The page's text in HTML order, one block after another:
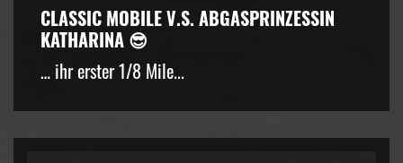
CLASSIC MOBILE V.S. ABGASPRINZESSIN
KATHARINA 😎
… ihr erster 1/8 Mile...